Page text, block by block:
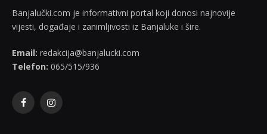
Banjalučki.com je informativni portal koji donosi najnovije
vijesti, događaje i zanimljivosti iz Banjaluke i šire.
Email: redakcija@banjalucki.com
Telefon: 065/515/936
FacebookInstagram